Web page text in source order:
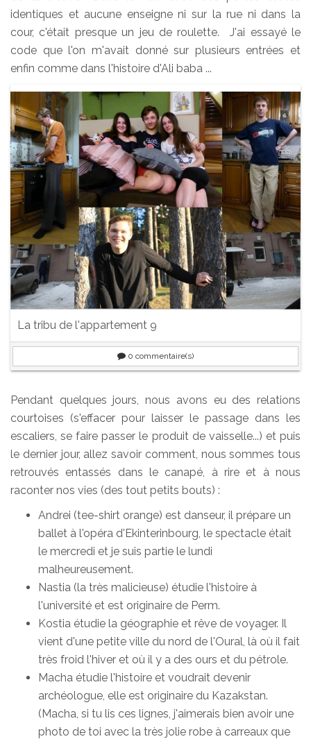
identiques et aucune enseigne ni sur la rue ni dans la
cour, c'était presque un jeu de roulette. J'ai essayé le
code que l'on m'avait donné sur plusieurs entrées et
enfin comme dans l'histoire d'Ali baba ...
La tribu de l'appartement 9
0 commentaire(s)
Pendant quelques jours, nous avons eu des relations
courtoises (s'effacer pour laisser le passage dans les
escaliers, se faire passer le produit de vaisselle...) et puis
le dernier jour, allez savoir comment, nous sommes tous
retrouvés entassés dans le canapé, à rire et à nous
raconter nos vies (des tout petits bouts) :
Andrei (tee-shirt orange) est danseur, il prépare un
ballet à l'opéra d'Ekinterinbourg, le spectacle était
le mercredi et je suis partie le lundi
malheureusement.
Nastia (la très malicieuse) étudie l'histoire à
l'université et est originaire de Perm.
Kostia étudie la géographie et rêve de voyager. Il
vient d'une petite ville du nord de l'Oural, là où il fait
très froid l'hiver et où il y a des ours et du pétrole.
Macha étudie l'histoire et voudrait devenir
archéologue, elle est originaire du Kazakstan.
(Macha, si tu lis ces lignes, j'aimerais bien avoir une
photo de toi avec la très jolie robe à carreaux que